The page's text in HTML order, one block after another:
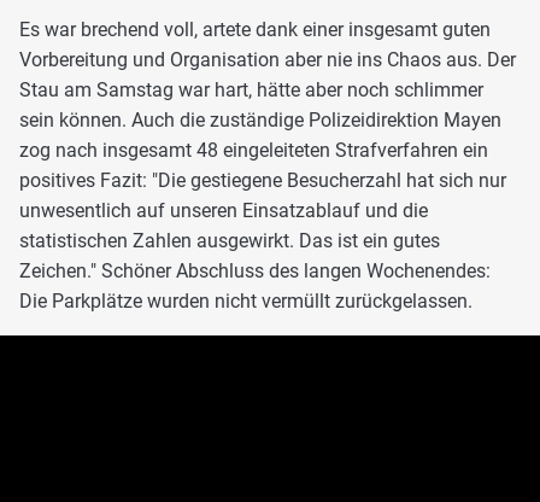
Es war brechend voll, artete dank einer insgesamt guten
Vorbereitung und Organisation aber nie ins Chaos aus. Der
Stau am Samstag war hart, hätte aber noch schlimmer
sein können. Auch die zuständige Polizeidirektion Mayen
zog nach insgesamt 48 eingeleiteten Strafverfahren ein
positives Fazit: "Die gestiegene Besucherzahl hat sich nur
unwesentlich auf unseren Einsatzablauf und die
statistischen Zahlen ausgewirkt. Das ist ein gutes
Zeichen." Schöner Abschluss des langen Wochenendes:
Die Parkplätze wurden nicht vermüllt zurückgelassen.